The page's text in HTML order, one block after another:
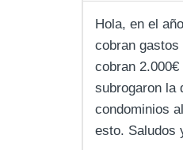
Hola, en el
cobran gastos
cobran
subrogaron la
condominios
esto. Saludos